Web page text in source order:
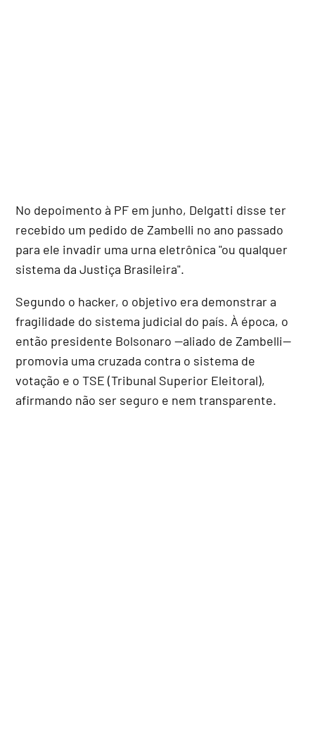
No depoimento à PF em junho, Delgatti disse ter
recebido um pedido de Zambelli no ano passado
para ele invadir uma urna eletrônica "ou qualquer
sistema da Justiça Brasileira".
Segundo o hacker, o objetivo era demonstrar a
fragilidade do sistema judicial do país. À época, o
então presidente Bolsonaro --aliado de Zambelli--
promovia uma cruzada contra o sistema de
votação e o TSE (Tribunal Superior Eleitoral),
afirmando não ser seguro e nem transparente.